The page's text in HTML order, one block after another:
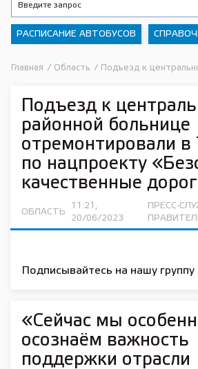
РАСПИСАНИЕ АВТОБУСОВ
Главная / Область / Подъезд к
Подъезд к
районной больнице
отремонтировали в
по нацпроекту
качественные
ОБЛАСТЬ
11:21,
20/06/2023
ПРЕСС-
Подписывайтесь на нашу группу
«Сейчас мы
осознаём важность
поддержки отрасли